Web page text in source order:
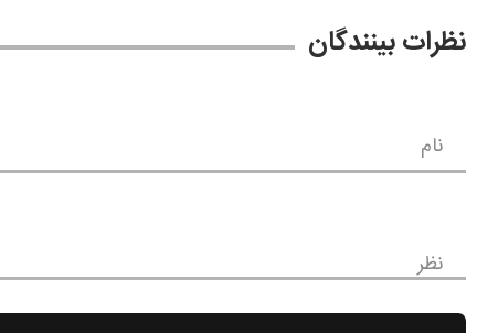
نظرات بینندگان
نام
نظر